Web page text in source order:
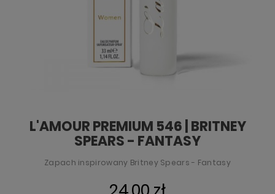
L'AMOUR PREMIUM 546 | BRITNEY
SPEARS - FANTASY
Zapach inspirowany Britney Spears - Fantasy